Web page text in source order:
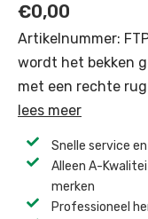
€0,00
Artikelnummer:
wordt het bekken
met een rechte
lees meer
Snelle service
Alleen A-
merken
Professioneel